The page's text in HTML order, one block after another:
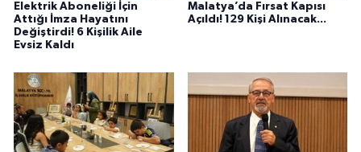
Elektrik Aboneliği İçin
Attığı İmza Hayatını
Değiştirdi! 6 Kişilik Aile
Evsiz Kaldı
Malatya’da Fırsat Kapısı
Açıldı! 129 Kişi Alınacak...